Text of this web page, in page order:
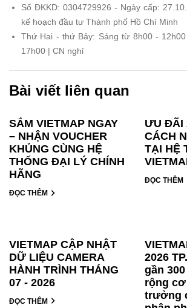
Số ĐKKD: 0304729926 - Ngày cấp:
kế hoạch đầu tư Thành phố Hồ Chí Minh
Thứ Hai - thứ Bảy: Sáng từ 8h00 -
17h00 | CN nghỉ
Bài viết liên quan
SẮM VIETMAP NGAY
– NHẬN VOUCHER
KHỦNG CÙNG HỆ
THỐNG ĐẠI LÝ CHÍNH
HÃNG
ĐỌC THÊM
ƯU ĐÃI
CÁCH
TẠI HỆ
ĐỌC THÊM
VIETMAP CẬP NHẬT
DỮ LIỆU CAMERA
HÀNH TRÌNH THÁNG
07 - 2026
ĐỌC THÊM
2026
gần
rộng
trưởng